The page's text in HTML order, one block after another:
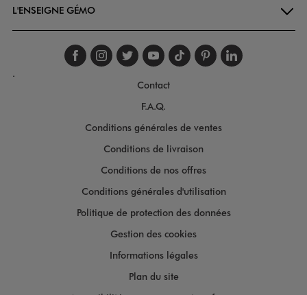
L'ENSEIGNE GÉMO
Suivez-nous sur
Suivez-nous sur
Suivez-nous sur
Suivez-nous
Suivez-nous
Suivez-
.
Contact
F.A.Q.
Conditions générales de ventes
Conditions de livraison
Conditions de nos offres
Conditions générales d'utilisation
Politique de protection des données
Gestion des cookies
Informations légales
Plan du site